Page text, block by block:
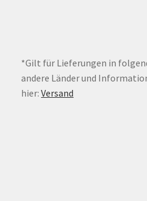
*Gilt für Lieferungen in
andere Länder und
hier:Versand